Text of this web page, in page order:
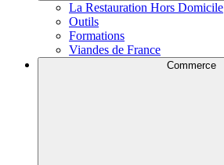
La Restauration Hors Domicile
Outils
Formations
Viandes de France
Commerce